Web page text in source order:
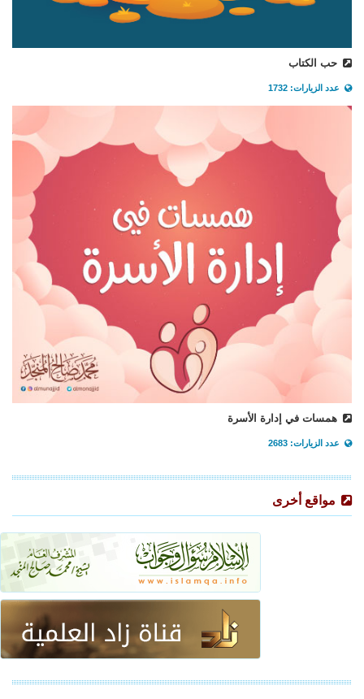
حب الكتاب
عدد الزيارات: 1732
همسات في إدارة الأسرة
عدد الزيارات: 2683
مواقع أخرى